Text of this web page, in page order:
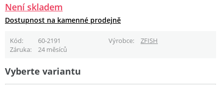
Není skladem
Dostupnost na kamenné prodejně
Kód 60-2191 Výrobce
ZFISH
Záruka
24 měsíců
Vyberte variantu